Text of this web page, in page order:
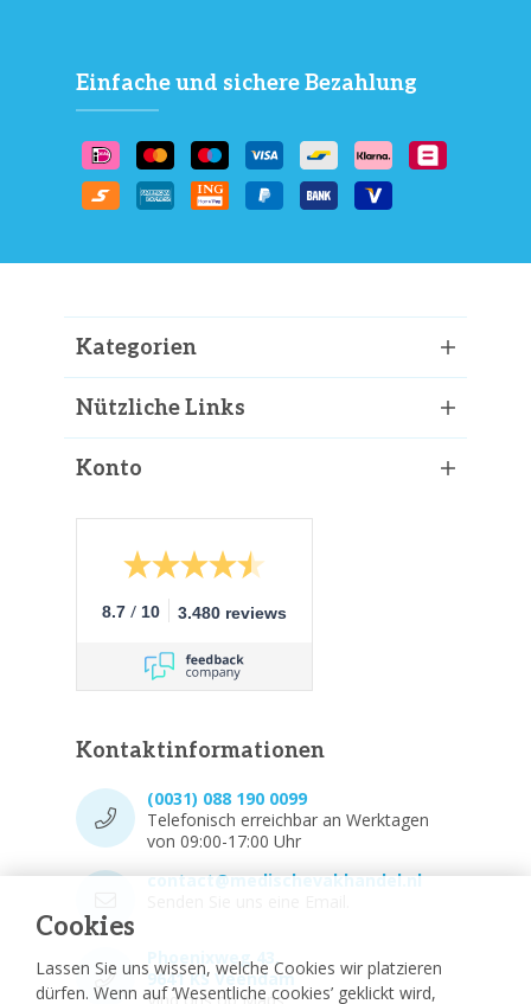
Cookies
Lassen Sie uns wissen, welche Cookies wir platzieren
dürfen. Wenn auf ‘Wesentliche cookies’ geklickt wird,
Einfache und sichere Bezahlung
Kategorien
Nützliche Links
Konto
8.7 / 10 3.480 reviews
Kontaktinformationen
(0031) 088 190 0099
Telefonisch erreichbar an Werktagen
von 09:00-17:00 Uhr
contact@medischevakhandel.nl
Phoenixweg 43,
9641 KS Veendam